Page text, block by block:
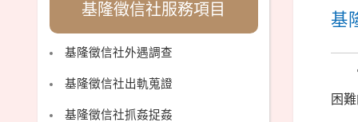
基
困
基隆徵信社服務項目
基隆徵信社外遇調查
基隆徵信社出軌蒐證
基隆徵信社抓姦捉姦